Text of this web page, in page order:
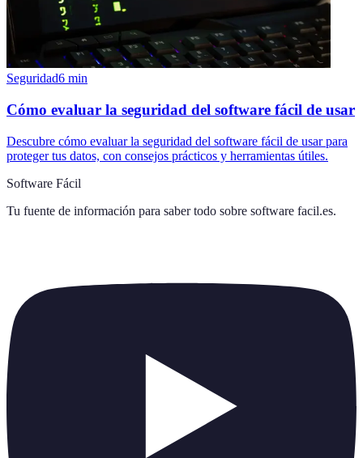
Seguridad6 min
Cómo evaluar la seguridad del software fácil de usar
Descubre cómo evaluar la seguridad del software fácil de usar para
proteger tus datos, con consejos prácticos y herramientas útiles.
Software Fácil
Tu fuente de información para saber todo sobre software facil.es.